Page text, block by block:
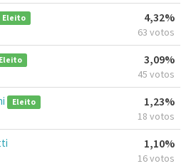
Eleito 4,32%
63 votos
Eleito 3,09%
45 votos
Eleito 1,23%
18 votos
1,10%
16 votos